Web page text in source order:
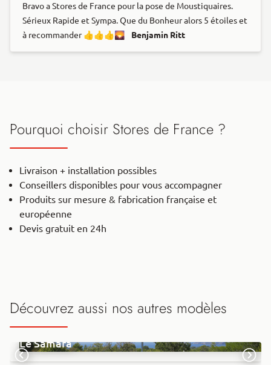
Bravo a Stores de France pour la pose de Moustiquaires.
Sérieux Rapide et Sympa. Que du Bonheur alors 5 étoiles et
à recommander 👍👍👍🌄
Benjamin Ritt
Pourquoi choisir Stores de France ?
Livraison + installation possibles
Conseillers disponibles pour vous accompagner
Produits sur mesure & fabrication française et
européenne
Devis gratuit en 24h
Découvrez aussi nos autres modèles
Le Samara